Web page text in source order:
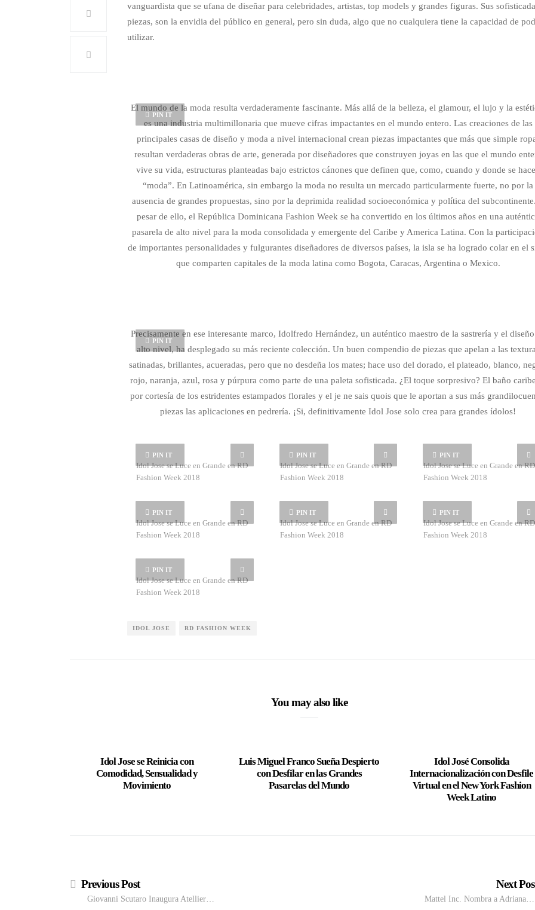
vanguardista que se ufana de diseñar para celebridades, artistas, top models y grandes figuras. Sus
piezas, son la envidia del público en general, pero sin duda, algo que no cualquiera tiene la capacidad de
utilizar.
PIN IT
El mundo de la moda resulta verdaderamente fascinante. Más allá de la belleza, el glamour, el lujo y la
es una industria multimillonaria que mueve cifras impactantes en el mundo entero. Las creaciones de las
principales casas de diseño y moda a nivel internacional crean piezas impactantes que más que simple
resultan verdaderas obras de arte, generada por diseñadores que construyen joyas en las que el mundo
vive su vida, estructuras planteadas bajo estrictos cánones que definen que, como, cuando y donde se
“moda”. En Latinoamérica, sin embargo la moda no resulta un mercado particularmente fuerte, no por la
ausencia de grandes propuestas, sino por la deprimida realidad socioeconómica y política del
pesar de ello, el República Dominicana Fashion Week se ha convertido en los últimos años en una
pasarela de alto nivel para la moda consolidada y emergente del Caribe y America Latina. Con la
de importantes personalidades y fulgurantes diseñadores de diversos países, la isla se ha logrado colar en el
que comparten capitales de la moda latina como Bogota, Caracas, Argentina o Mexico.
PIN IT
Precisamente en ese interesante marco, Idolfredo Hernández, un auténtico maestro de la sastrería y el
alto nivel, ha desplegado su más reciente colección. Un buen compendio de piezas que apelan a las
satinadas, brillantes, acueradas, pero que no desdeña los mates; hace uso del dorado, el plateado, blanco,
rojo, naranja, azul, rosa y púrpura como parte de una paleta sofisticada. ¿El toque sorpresivo? El baño
por cortesía de los estridentes estampados florales y el je ne sais quois que le aportan a sus más
piezas las aplicaciones en pedrería. ¡Si, definitivamente Idol Jose solo crea para grandes ídolos!
PIN IT
Idol Jose se Luce en Grande en RD
Fashion Week 2018
PIN IT
Idol Jose se Luce en Grande en RD
Fashion Week 2018
PIN IT
Idol Jose se Luce en Grande en RD
Fashion Week 2018
PIN IT
Idol Jose se Luce en Grande en RD
Fashion Week 2018
PIN IT
Idol Jose se Luce en Grande en RD
Fashion Week 2018
PIN IT
Idol Jose se Luce en Grande en RD
Fashion Week 2018
PIN IT
Idol Jose se Luce en Grande en RD
Fashion Week 2018
IDOL JOSE RD FASHION WEEK
You may also like
Idol Jose se Reinicia con
Comodidad, Sensualidad y
Movimiento
Luis Miguel Franco Sueña Despierto
con Desfilar en las Grandes
Pasarelas del Mundo
Idol José Consolida
Internacionalización con Desfile
Virtual en el New York Fashion
Week Latino
Previous Post
Giovanni Scutaro Inaugura Atellier…
Next
Mattel Inc. Nombra a Adriana…